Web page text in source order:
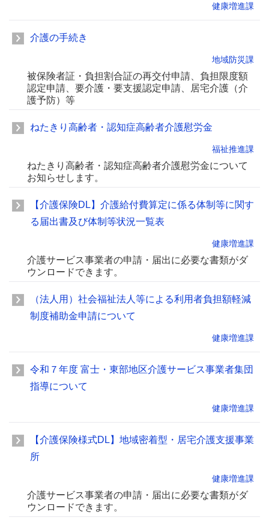
健康増進課
介護の手続き
地域防災課
被保険者証・負担割合証の再交付申請、負担限度額
認定申請、要介護・要支援認定申請、居宅介護（介
護予防）等
ねたきり高齢者・認知症高齢者介護慰労金
福祉推進課
ねたきり高齢者・認知症高齢者介護慰労金について
お知らせします。
【介護保険DL】介護給付費算定に係る体制等に関す
る届出書及び体制等状況一覧表
健康増進課
介護サービス事業者の申請・届出に必要な書類がダ
ウンロードできます。
（法人用）社会福祉法人等による利用者負担額軽減
制度補助金申請について
健康増進課
令和７年度 富士・東部地区介護サービス事業者集団
指導について
健康増進課
【介護保険様式DL】地域密着型・居宅介護支援事業
所
健康増進課
介護サービス事業者の申請・届出に必要な書類がダ
ウンロードできます。